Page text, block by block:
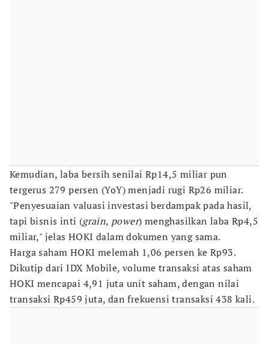
Kemudian, laba bersih senilai Rp14,5 miliar pun
tergerus 279 persen (YoY) menjadi rugi Rp26 miliar.
"Penyesuaian valuasi investasi berdampak pada hasil,
tapi bisnis inti (grain, power) menghasilkan laba Rp4,5
miliar," jelas HOKI dalam dokumen yang sama.
Harga saham HOKI melemah 1,06 persen ke Rp93.
Dikutip dari IDX Mobile, volume transaksi atas saham
HOKI mencapai 4,91 juta unit saham, dengan nilai
transaksi Rp459 juta, dan frekuensi transaksi 438 kali.